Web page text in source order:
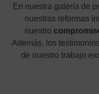
En nuestra galería de
nuestras reformas
nuestro
Además, los
de nuestro trabajo